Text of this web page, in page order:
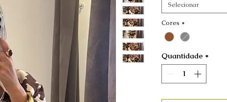
Selecionar
Cores *
Quantidade *